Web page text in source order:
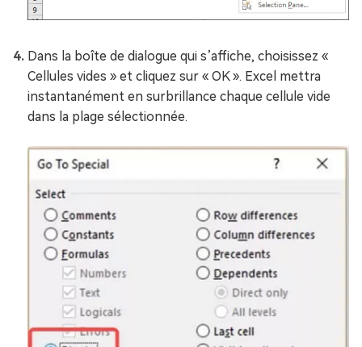
Dans la boîte de dialogue qui s’affiche, choisissez «
Cellules vides » et cliquez sur « OK ». Excel mettra
instantanément en surbrillance chaque cellule vide
dans la plage sélectionnée.